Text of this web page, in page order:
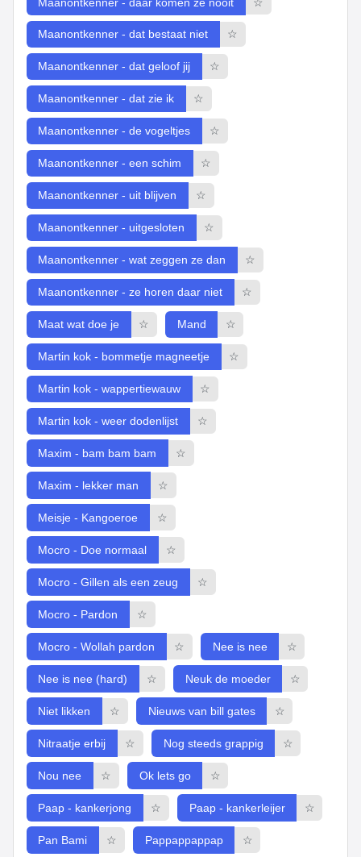
Maanontkenner - dat bestaat niet ☆
Maanontkenner - dat geloof jij ☆
Maanontkenner - dat zie ik ☆
Maanontkenner - de vogeltjes ☆
Maanontkenner - een schim ☆
Maanontkenner - uit blijven ☆
Maanontkenner - uitgesloten ☆
Maanontkenner - wat zeggen ze dan ☆
Maanontkenner - ze horen daar niet ☆
Maat wat doe je ☆ Mand ☆
Martin kok - bommetje magneetje ☆
Martin kok - wappertiewauw ☆
Martin kok - weer dodenlijst ☆
Maxim - bam bam bam ☆
Maxim - lekker man ☆
Meisje - Kangoeroe ☆
Mocro - Doe normaal ☆
Mocro - Gillen als een zeug ☆
Mocro - Pardon ☆
Mocro - Wollah pardon ☆ Nee is nee ☆
Nee is nee (hard) ☆ Neuk de moeder ☆
Niet likken ☆ Nieuws van bill gates ☆
Nitraatje erbij ☆ Nog steeds grappig ☆
Nou nee ☆ Ok lets go ☆
Paap - kankerjong ☆ Paap - kankerleijer ☆
Pan Bami ☆ Pappappappap ☆